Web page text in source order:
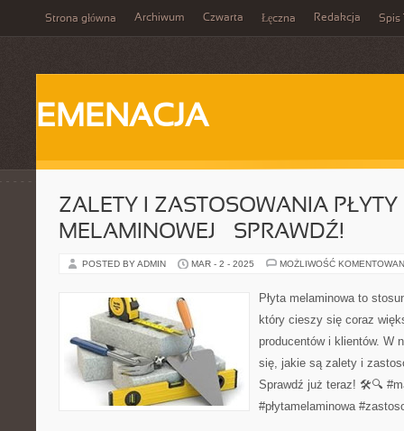
Strona główna Archiwum Czwarta Łęczna Redakcja Spis
EMENACJA
ZALETY I ZASTOSOWANIA PŁYTY
MELAMINOWEJ – SPRAWDŹ!
POSTED BY ADMIN MAR - 2 - 2025 MOŻLIWOŚĆ
Płyta melaminowa to
który cieszy się coraz
producentów i klientów. W
się, jakie są zalety i
Sprawdź już teraz! 🛠️🔍
#płytamelaminowa